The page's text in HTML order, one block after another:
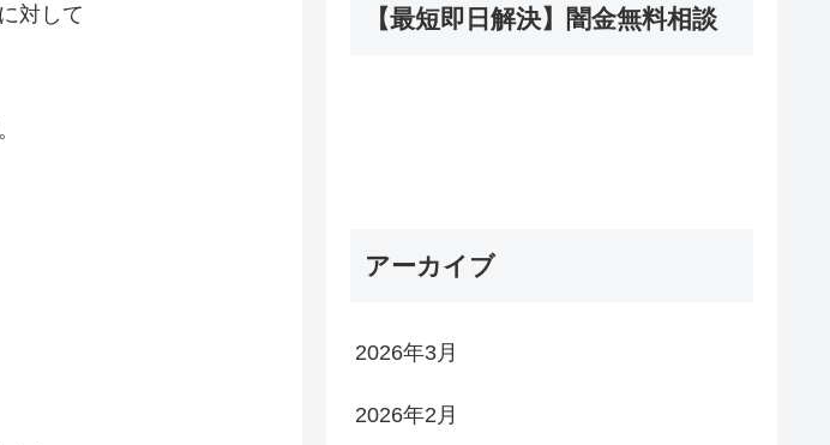
対して
【最短即日解決】闇金無料相談
アーカイブ
2026年3月
2026年2月